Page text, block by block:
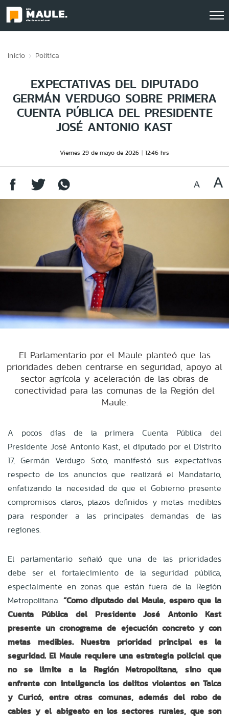
Inicio Política
EXPECTATIVAS DEL DIPUTADO
GERMÁN VERDUGO SOBRE PRIMERA
CUENTA PÚBLICA DEL PRESIDENTE
JOSÉ ANTONIO KAST
Viernes 29 de mayo de 2026 12:46 hrs
El Parlamentario por el Maule planteó que las
prioridades deben centrarse en seguridad, apoyo al
sector agrícola y aceleración de las obras de
conectividad para las comunas de la Región del
Maule.
A pocos días de la primera Cuenta Pública del
Presidente José Antonio Kast, el diputado por el Distrito
17, Germán Verdugo Soto, manifestó sus expectativas
respecto de los anuncios que realizará el Mandatario,
enfatizando la necesidad de que el Gobierno presente
compromisos claros, plazos definidos y metas medibles
para responder a las principales demandas de las
regiones.
El parlamentario señaló que una de las prioridades
debe ser el fortalecimiento de la seguridad pública,
especialmente en zonas que están fuera de la Región
Metropolitana. “Como diputado del Maule, espero que la
Cuenta Pública del Presidente José Antonio Kast
presente un cronograma de ejecución concreto y con
metas medibles. Nuestra prioridad principal es la
seguridad. El Maule requiere una estrategia policial que
no se limite a la Región Metropolitana, sino que
enfrente con inteligencia los delitos violentos en Talca
y Curicó, entre otras comunas, además del robo de
cables y el abigeato en los sectores rurales, que son